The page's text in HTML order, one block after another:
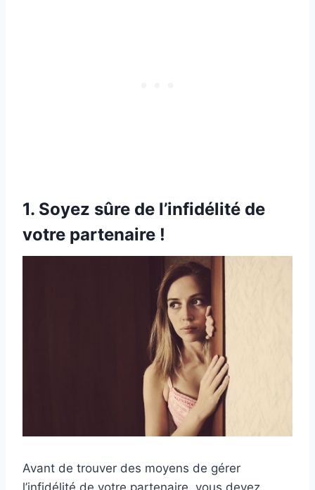
1. Soyez sûre de l’infidélité de
votre partenaire !
Avant de trouver des moyens de gérer